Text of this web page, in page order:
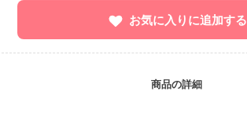
お気に入りに追加する
商品の詳細